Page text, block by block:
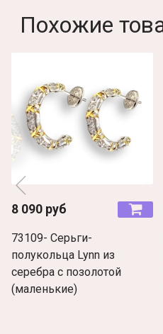
Похожие
8 090 руб
73109- Серьги-
полукольца Lynn из
серебра с позолотой
(маленькие)